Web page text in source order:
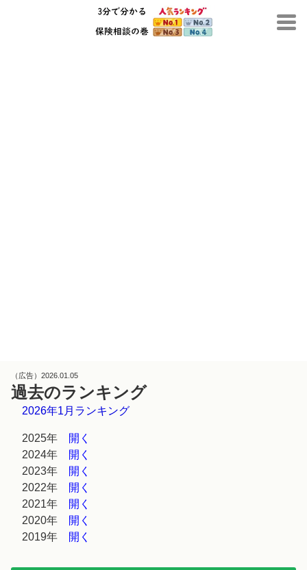
（広告）2026.01.05
過去のランキング
2026年1月ランキング
2025年 開く
2024年 開く
2023年 開く
2022年 開く
2021年 開く
2020年 開く
2019年 開く